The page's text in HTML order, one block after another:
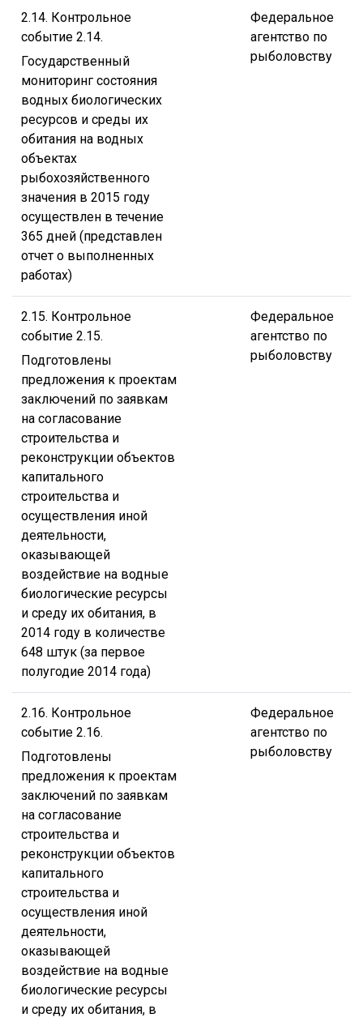
2.14. Контрольное
событие 2.14.
Государственный
мониторинг состояния
водных биологических
ресурсов и среды их
обитания на водных
объектах
рыбохозяйственного
значения в 2015 году
осуществлен в течение
365 дней (представлен
отчет о выполненных
работах)
Федеральное
агентство по
рыболовству
2.15. Контрольное
событие 2.15.
Подготовлены
предложения к проектам
заключений по заявкам
на согласование
строительства и
реконструкции объектов
капитального
строительства и
осуществления иной
деятельности,
оказывающей
воздействие на водные
биологические ресурсы
и среду их обитания, в
2014 году в количестве
648 штук (за первое
полугодие 2014 года)
Федеральное
агентство по
рыболовству
2.16. Контрольное
событие 2.16.
Подготовлены
предложения к проектам
заключений по заявкам
на согласование
строительства и
реконструкции объектов
капитального
строительства и
осуществления иной
деятельности,
оказывающей
воздействие на водные
биологические ресурсы
и среду их обитания, в
Федеральное
агентство по
рыболовству